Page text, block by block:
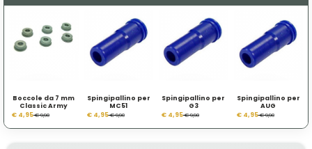
Boccole da 7 mm
Classic Army
€ 4,95€ 9,90
Spingipallino per
MC51
€ 4,95€ 9,90
Spingipallino per
G3
€ 4,95€ 9,90
Spingipallino per
AUG
€ 4,95€ 9,90